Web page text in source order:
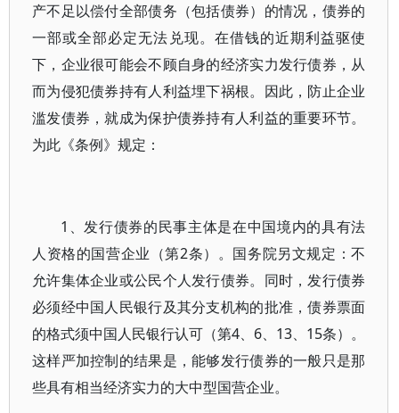
产不足以偿付全部债务（包括债券）的情况，债券的
一部或全部必定无法兑现。在借钱的近期利益驱使
下，企业很可能会不顾自身的经济实力发行债券，从
而为侵犯债券持有人利益埋下祸根。因此，防止企业
滥发债券，就成为保护债券持有人利益的重要环节。
为此《条例》规定：
1、发行债券的民事主体是在中国境内的具有法
人资格的国营企业（第2条）。国务院另文规定：不
允许集体企业或公民个人发行债券。同时，发行债券
必须经中国人民银行及其分支机构的批准，债券票面
的格式须中国人民银行认可（第4、6、13、15条）。
这样严加控制的结果是，能够发行债券的一般只是那
些具有相当经济实力的大中型国营企业。